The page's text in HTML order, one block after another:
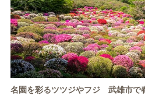
名園を彩るツツジやフジ 武雄市で